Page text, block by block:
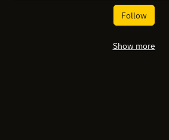
Follow
Show more